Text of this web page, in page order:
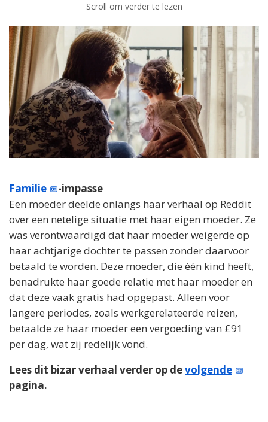
Scroll om verder te lezen
Familie
-impasse
Een moeder deelde onlangs haar verhaal op Reddit
over een netelige situatie met haar eigen moeder. Ze
was verontwaardigd dat haar moeder weigerde op
haar achtjarige dochter te passen zonder daarvoor
betaald te worden. Deze moeder, die één kind heeft,
benadrukte haar goede relatie met haar moeder en
dat deze vaak gratis had opgepast. Alleen voor
langere periodes, zoals werkgerelateerde reizen,
betaalde ze haar moeder een vergoeding van £91
per dag, wat zij redelijk vond.
Lees dit bizar verhaal verder op devolgende
pagina.